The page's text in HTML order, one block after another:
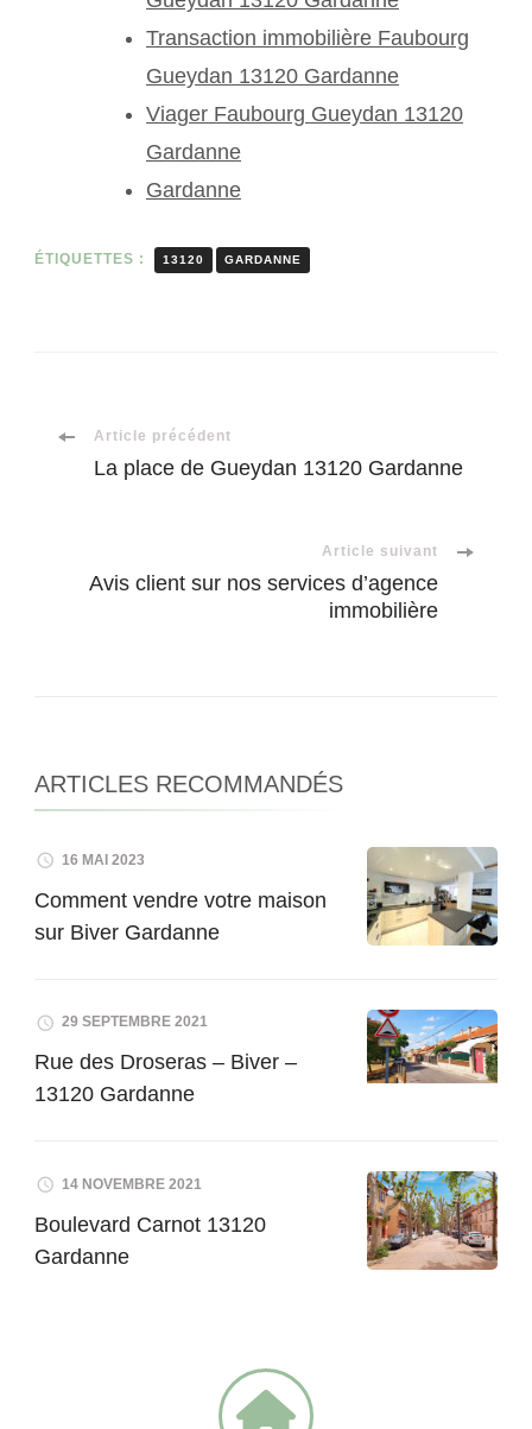
Transaction immobilière Faubourg
Gueydan 13120 Gardanne
Viager Faubourg Gueydan 13120
Gardanne
Gardanne
ÉTIQUETTES : 13120 GARDANNE
Navigation
Article précédent
La place de Gueydan 13120 Gardanne
Article suivant
Avis client sur nos services d’agence
immobilière
ARTICLES RECOMMANDÉS
16 MAI 2023
Comment vendre votre maison
sur Biver Gardanne
29 SEPTEMBRE 2021
Rue des Droseras – Biver –
13120 Gardanne
14 NOVEMBRE 2021
Boulevard Carnot 13120
Gardanne